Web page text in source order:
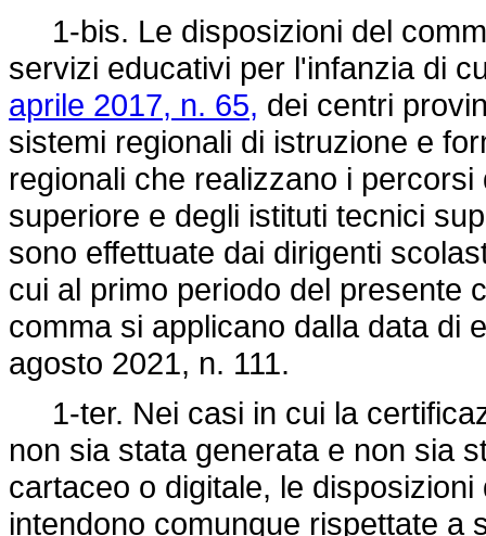
1-bis. Le disposizioni del
servizi educativi per l'infanzia di
aprile 2017, n. 65, dei centri
sistemi regionali di istruzione e
regionali che realizzano i
superiore e degli istituti tecnici
sono effettuate dai dirigenti
cui al primo periodo del presente
comma si applicano dalla data di
agosto 2021, n. 111.
1-ter. Nei casi in cui la
non sia stata generata e non sia
cartaceo o digitale, le
intendono comunque rispettate a